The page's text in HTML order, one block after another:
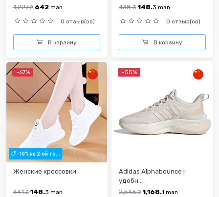
1,227.2 642 man
0 отзыв(ов)
В корзину
438.3 148.3 man
0 отзыв(ов)
В корзину
-67%
-10% на 2-ой то...
Женские кроссовки
441.2 148.3 man
-55%
Adidas Alphabounce+
удобн...
2,546.2 1,168.1 man